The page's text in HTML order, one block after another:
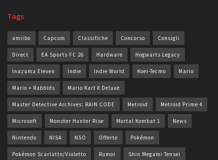
Tags
amiibo Capcom Classifiche Concorso Consigli
Direct EA Sports FC 26 Hardware Hogwarts Legacy
Inazuma Eleven Indie Indie World Koei-Tecmo Mario
Mario + Rabbids Mario Kart 8 Deluxe
Master Detective Archives: RAIN CODE Metroid Metroid Prime 4
Microsoft Monster Hunter Rise Mortal Kombat 1 News
Nintendo NISA NSO Offerte Pokémon
Pokémon Scarlatto/Violetto Rumor Shin Megami Tensei